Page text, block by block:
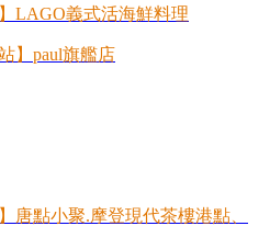
LAGO義式活海鮮料理
】 paul旗艦店
唐點小聚.摩登現代茶樓港點、